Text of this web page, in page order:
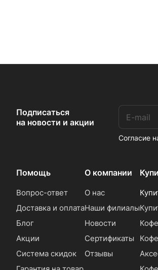
Подписаться
на новости и акции
Согласие
Помощь
Вопрос-ответ
Доставка и оплата
Блог
Акции
Система скидок
О компании
О нас
Наши филиалы
Новости
Сертификаты
Отзывы